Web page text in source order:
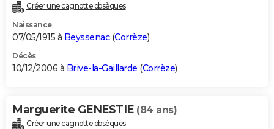
Créer une cagnotte obsèques
Naissance
07/05/1915 à Beyssenac(Corrèze)
Décès
10/12/2006 à Brive-la-Gaillarde (Corrèze)
Marguerite GENESTIE (84 ans)
Créer une cagnotte obsèques